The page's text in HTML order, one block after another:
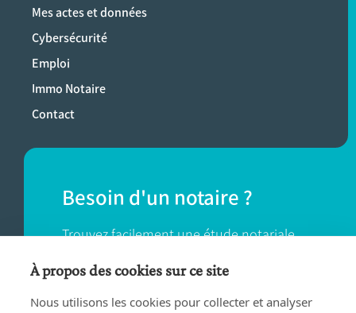
Mes actes et données
Cybersécurité
Emploi
Immo Notaire
Contact
Besoin d'un notaire ?
Trouvez facilement une étude notariale
près de chez vous.
TROUVER UN NOTAIRE
À propos des cookies sur ce site
Nous utilisons les cookies pour collecter et analyser